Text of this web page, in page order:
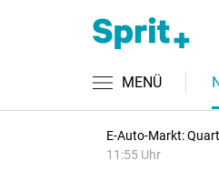
MENÜ
E-Auto-Markt:
11:55 Uhr